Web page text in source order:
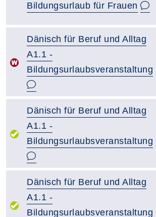
Bildungsurlaub für Frauen
Dänisch für Beruf und Alltag
A1.1 -
Bildungsurlaubsveranstaltung
Dänisch für Beruf und Alltag
A1.1 -
Bildungsurlaubsveranstaltung
Dänisch für Beruf und Alltag
A1.1 -
Bildungsurlaubsveranstaltung